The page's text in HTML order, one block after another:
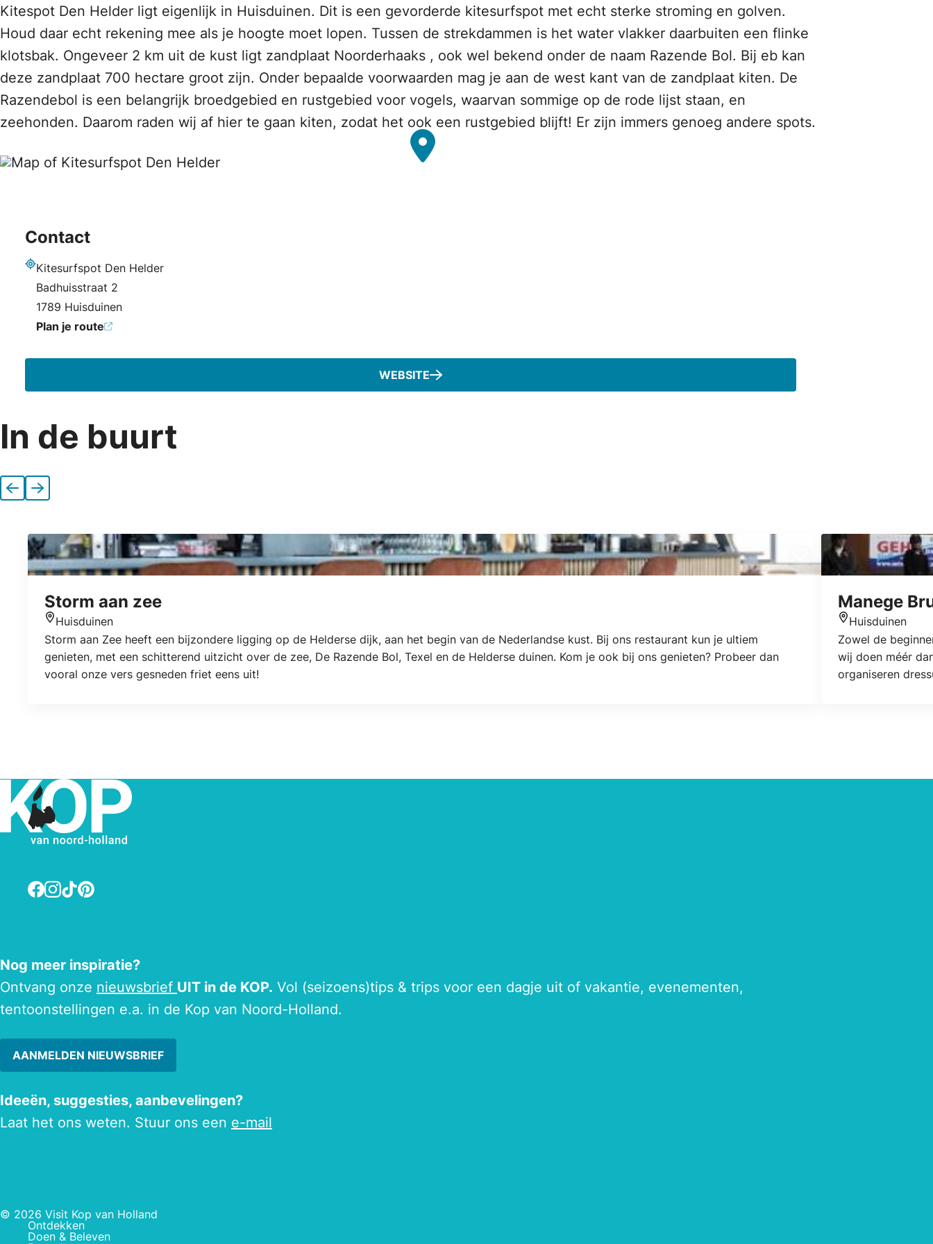
Kitespot Den Helder ligt eigenlijk in Huisduinen. Dit is een gevorderde kitesurfspot met echt sterke stroming en golven.
Houd daar echt rekening mee als je hoogte moet lopen. Tussen de strekdammen is het water vlakker daarbuiten een flinke
klotsbak. Ongeveer 2 km uit de kust ligt zandplaat Noorderhaaks , ook wel bekend onder de naam Razende Bol. Bij eb kan
deze zandplaat 700 hectare groot zijn. Onder bepaalde voorwaarden mag je aan de west kant van de zandplaat kiten. De
Razendebol is een belangrijk broedgebied en rustgebied voor vogels, waarvan sommige op de rode lijst staan, en
zeehonden. Daarom raden wij af hier te gaan kiten, zodat het ook een rustgebied blijft! Er zijn immers genoeg andere spots.
Contact
Kitesurfspot Den Helder
Badhuisstraat 2
1789 Huisduinen
Plan je route
WEBSITE
In de buurt
VorigeVolgende
Storm aan zee
Locatie
Huisduinen
Storm aan Zee heeft een bijzondere ligging op de Helderse dijk, aan het begin van de Nederlandse kust. Bij ons restaurant kun je ultiem
genieten, met een schitterend uitzicht over de zee, De Razende Bol, Texel en de Helderse duinen. Kom je ook bij ons genieten? Probeer dan
vooral onze vers gesneden friet eens uit!
Manege
Locatie
Huisduinen
Zowel de
wij doen méér
organiseren
Facebook
Instagram
TikTokPinterest
Nog meer inspiratie?
Ontvang onze nieuwsbrief UIT in de KOP. Vol (seizoens)tips & trips voor een dagje uit of vakantie, evenementen,
tentoonstellingen e.a. in de Kop van Noord-Holland.
AANMELDEN NIEUWSBRIEF
Ideeën, suggesties, aanbevelingen?
Laat het ons weten. Stuur ons een e-mail
© 2026 Visit Kop van Holland
Ontdekken
Doen & Beleven